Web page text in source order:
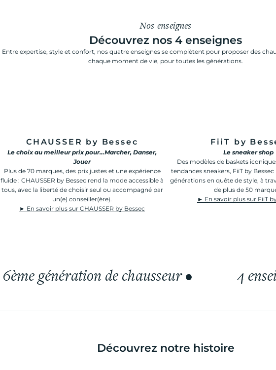
Nos enseignes
Découvrez nos 4 enseignes
Entre expertise, style et confort, nos quatre enseignes se complètent pour proposer des
chaque moment de vie, pour toutes les générations.
CHAUSSER by Bessec
Le choix au meilleur prix pour…Marcher, Danser,
Jouer
Plus de 70 marques, des prix justes et une expérience
fluide : CHAUSSER by Bessec rend la mode accessible à
tous, avec la liberté de choisir seul ou accompagné par
un(e) conseiller(ère).
► En savoir plus sur CHAUSSER by Bessec
FiiT by
Le sneaker shop
Des modèles de baskets
tendances sneakers, FiiT by
générations en quête de style, à
de plus de 50
► En savoir plus sur FiiT
6ème génération de chausseur • 4
Découvrez notre histoire